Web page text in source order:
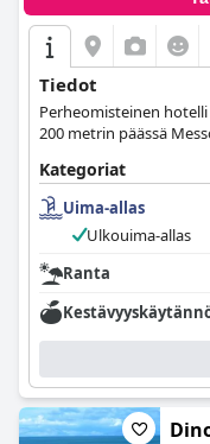
Tiedot
Perheomisteinen
200 metrin päässä
Kategoriat
Uima-allas
Ulkouima-allas
Ranta